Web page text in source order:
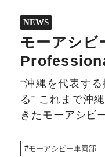
NEWS
モーアシビ
“沖縄を代表す
る” これまで沖
きたモーアシビ
モーアシビー車両部